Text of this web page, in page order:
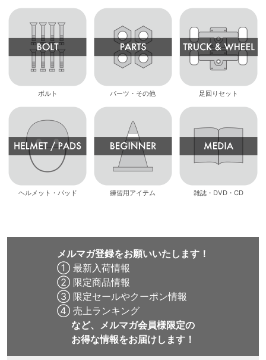
ボルト パーツ・その他 足回りセット
ヘルメット・パッド 練習用アイテム 雑誌・DVD・CD
メルマガ登録をお願いいたします！
① 最新入荷情報
② 限定商品情報
③ 限定セールやクーポン情報
④ 売上ランキング
など、メルマガ会員様限定の
お得な情報をお届けします！